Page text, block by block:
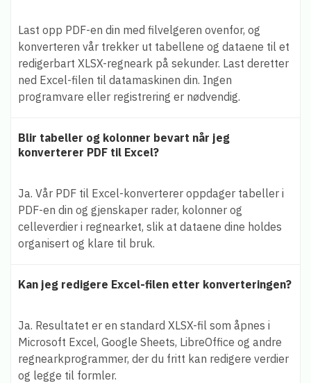
Last opp PDF-en din med filvelgeren ovenfor, og
konverteren vår trekker ut tabellene og dataene til et
redigerbart XLSX-regneark på sekunder. Last deretter
ned Excel-filen til datamaskinen din. Ingen
programvare eller registrering er nødvendig.
Blir tabeller og kolonner bevart når jeg
konverterer PDF til Excel?
Ja. Vår PDF til Excel-konverterer oppdager tabeller i
PDF-en din og gjenskaper rader, kolonner og
celleverdier i regnearket, slik at dataene dine holdes
organisert og klare til bruk.
Kan jeg redigere Excel-filen etter konverteringen?
Ja. Resultatet er en standard XLSX-fil som åpnes i
Microsoft Excel, Google Sheets, LibreOffice og andre
regnearkprogrammer, der du fritt kan redigere verdier
og legge til formler.